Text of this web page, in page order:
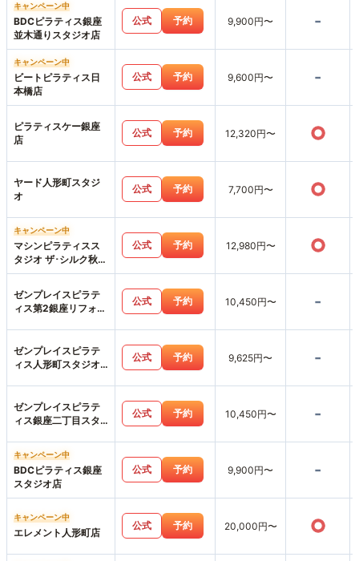
キャンペーン中
BDCピラティス銀座
並木通りスタジオ店
公式 予約 9,900円〜 -
キャンペーン中
ビートピラティス日
本橋店
公式 予約 9,600円〜 -
ピラティスケー銀座
店
公式 予約 12,320円〜 ○
ヤード人形町スタジ
オ
公式 予約 7,700円〜 ○
キャンペーン中
マシンピラティスス
タジオ ザ･シルク秋葉
原店
公式 予約 12,980円〜 ○
ゼンプレイスピラテ
ィス第2銀座リフォー
公式 予約 10,450円〜 -
ゼンプレイスピラテ
ィス人形町スタジオ
公式 予約 9,625円〜 -
ゼンプレイスピラテ
ィス銀座二丁目スタ
公式 予約 10,450円〜 -
キャンペーン中
BDCピラティス銀座
スタジオ店
公式 予約 9,900円〜 -
キャンペーン中
エレメント人形町店
公式 予約 20,000円〜 ○